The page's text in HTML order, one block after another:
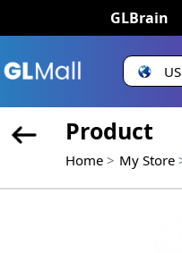
GLBrain
US
Product
Home My Store